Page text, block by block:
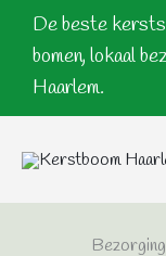
inhoud
De beste
bomen, lokaal
Haarlem.